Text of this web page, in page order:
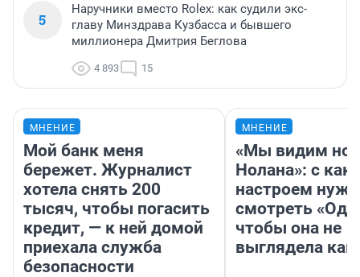
5
Наручники вместо Rolex: как судили экс-
главу Минздрава Кузбасса и бывшего
миллионера Дмитрия Беглова
4 893 15
МНЕНИЕ
Мой банк меня
бережет. Журналист
хотела снять 200
тысяч, чтобы погасить
кредит, — к ней домой
приехала служба
безопасности
МНЕНИЕ
«Мы видим
Нолана»: с
настроем
смотреть
чтобы она не
выглядела как